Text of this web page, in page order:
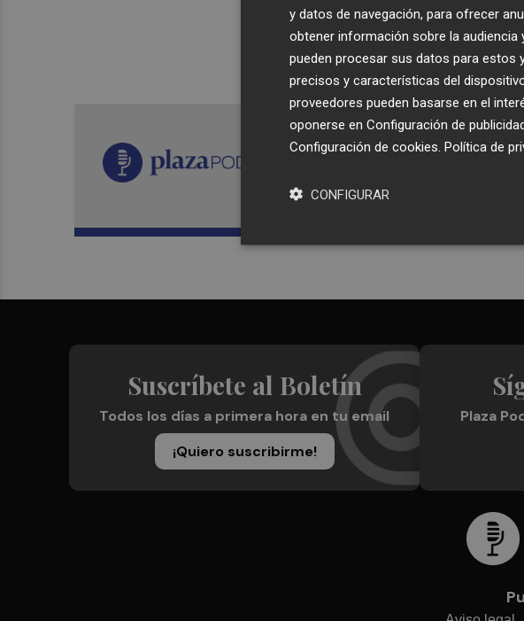
Recibe
Plaza
Suscríbete al Boletín
Todos los días a primera hora en tu email
¡Quiero suscribirme!
Plaza
y datos de navegación, para ofrecer
obtener información sobre la audiencia
pueden procesar sus datos para estos
precisos y características del
proveedores pueden basarse en el
oponerse en Configuración de
Configuración de cookies Política de
CONFIGURAR